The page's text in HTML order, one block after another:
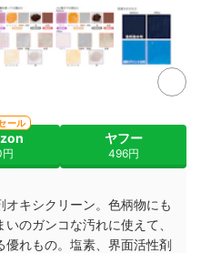
ール
ヤフー
496円
キシクリーン。色柄物にも
のガンコな汚れに使えて、
優れもの。塩素、界面活性剤